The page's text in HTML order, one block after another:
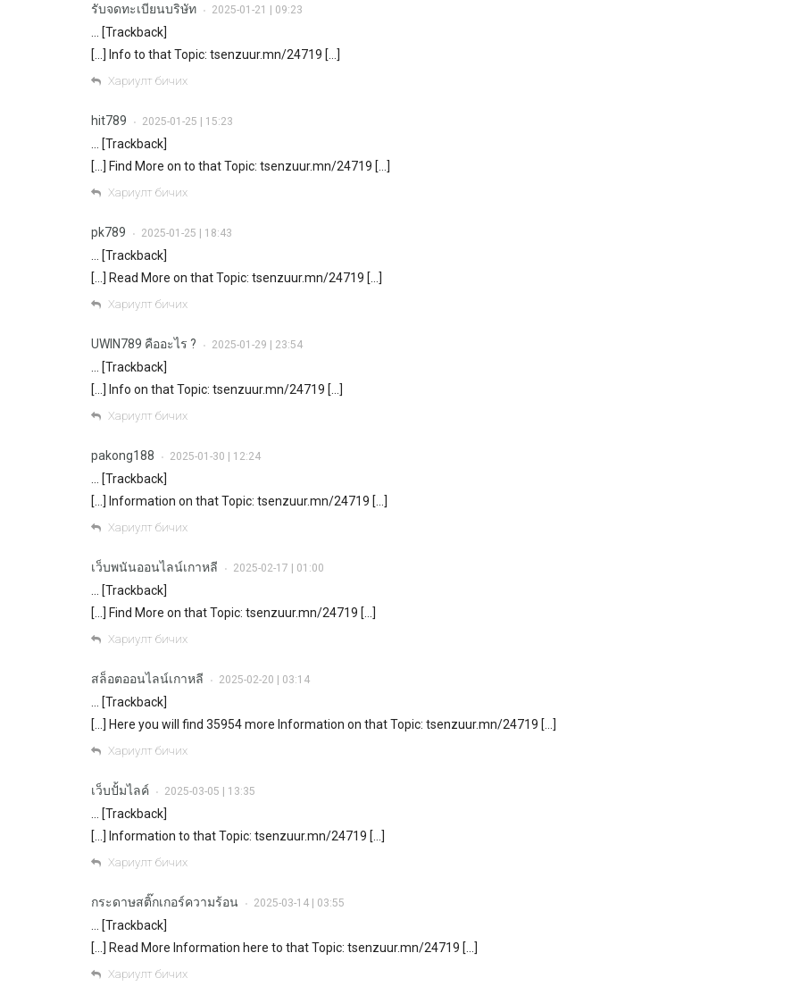
รับจดทะเบียนบริษัท • 2025-01-21 | 09:23
… [Trackback]
[…] Info to that Topic: tsenzuur.mn/24719 […]
Хариулт бичих
hit789 • 2025-01-25 | 15:23
… [Trackback]
[…] Find More on to that Topic: tsenzuur.mn/24719 […]
Хариулт бичих
pk789 • 2025-01-25 | 18:43
… [Trackback]
[…] Read More on that Topic: tsenzuur.mn/24719 […]
Хариулт бичих
UWIN789 คืออะไร ? • 2025-01-29 | 23:54
… [Trackback]
[…] Info on that Topic: tsenzuur.mn/24719 […]
Хариулт бичих
pakong188 • 2025-01-30 | 12:24
… [Trackback]
[…] Information on that Topic: tsenzuur.mn/24719 […]
Хариулт бичих
เว็บพนันออนไลน์เกาหลี • 2025-02-17 | 01:00
… [Trackback]
[…] Find More on that Topic: tsenzuur.mn/24719 […]
Хариулт бичих
สล็อตออนไลน์เกาหลี • 2025-02-20 | 03:14
… [Trackback]
[…] Here you will find 35954 more Information on that Topic: tsenzuur.mn/24719 […]
Хариулт бичих
เว็บปั้มไลค์ • 2025-03-05 | 13:35
… [Trackback]
[…] Information to that Topic: tsenzuur.mn/24719 […]
Хариулт бичих
กระดาษสติ๊กเกอร์ความร้อน • 2025-03-14 | 03:55
… [Trackback]
[…] Read More Information here to that Topic: tsenzuur.mn/24719 […]
Хариулт бичих